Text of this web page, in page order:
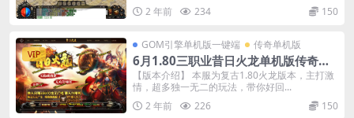
2 年前
234 150
VIP
GOM引擎单机版一键端 传奇单机版
6月1.80三职业昔日火龙单机版传奇装
备上缴-重铸炼化强化-附带GM后台
【版本介绍】 本服为复古1.80火龙版本，主打激
情，超多独一无二的玩法，带你好回...
2 年前
226 150